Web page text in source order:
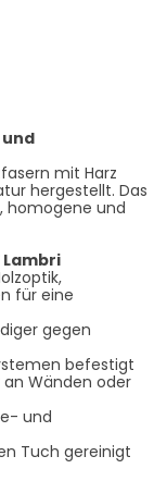
und
mit Harz
hergestellt. Das
homogene und
für eine
gegen
befestigt
Wänden oder
und
Tuch gereinigt